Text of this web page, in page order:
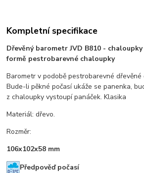
Kompletní specifikace
Dřevěný barometr JVD B810 -
formě pestrobarevné chaloupky
Barometr v podobě pestrobarevné dřevěné
Bude-li pěkné počasí ukáže se panenka,
z chaloupky vystoupí panáček. Klasika
Materiál: dřevo.
Rozměr:
106x102x58 mm
Předpověď počasí